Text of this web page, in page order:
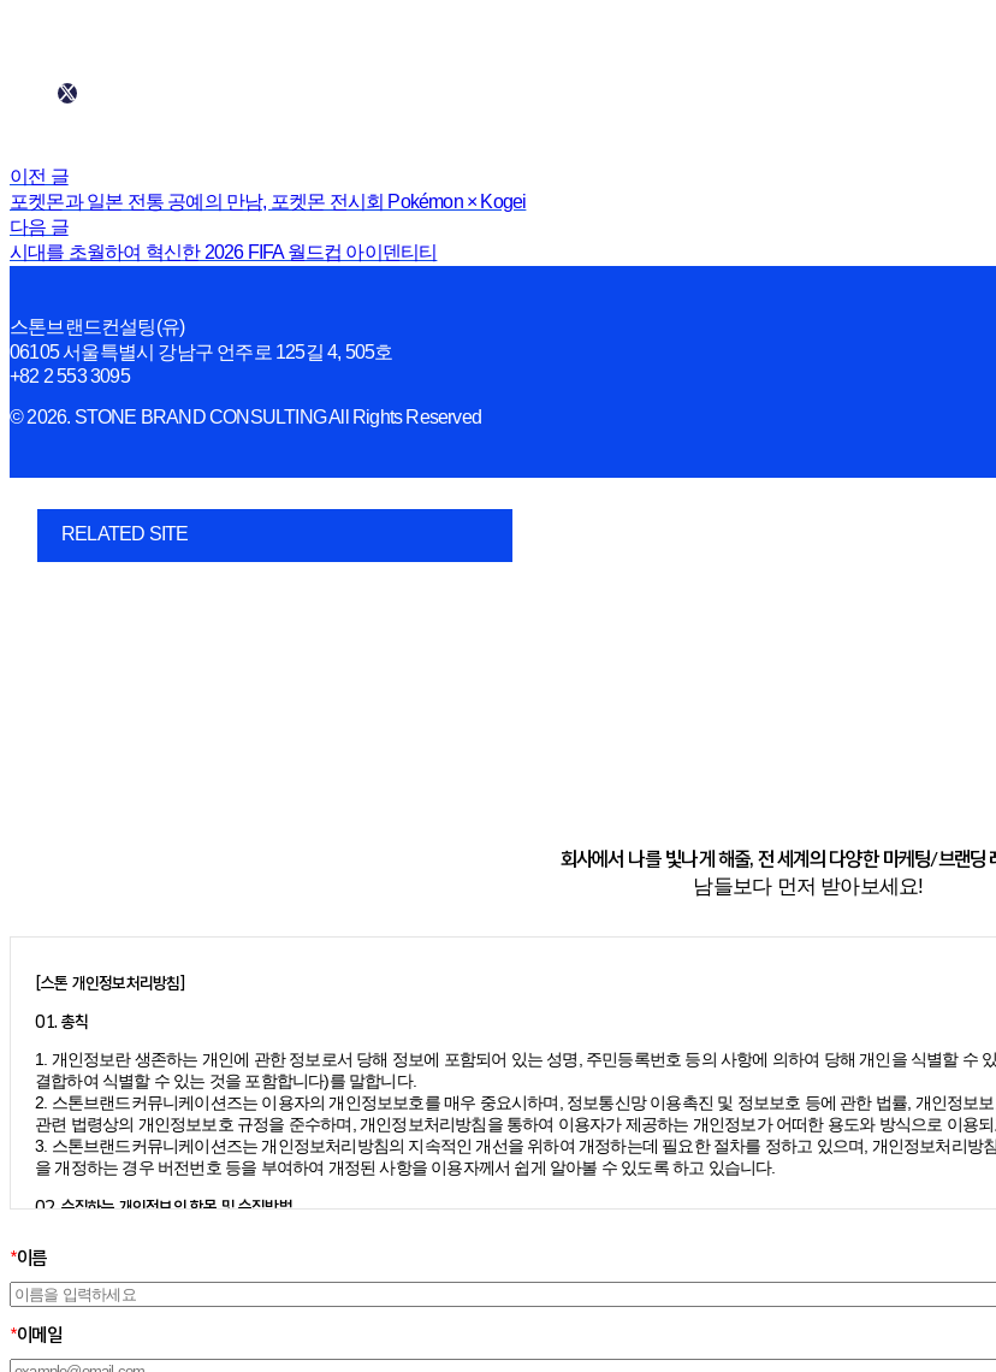
이전 글
포켓몬과 일본 전통 공예의 만남, 포켓몬 전시회 Pokémon × Kogei
다음 글
시대를 초월하여 혁신한 2026 FIFA 월드컵 아이덴티티
스톤브랜드컨설팅(유)
06105 서울특별시 강남구 언주로 125길 4, 505호
+82 2 553 3095
© 2026. STONE BRAND CONSULTING All Rights Reserved
RELATED SITE
회사에서 나를 빛나게 해줄, 전 세계의 다양한 마케팅/브랜딩
남들보다 먼저 받아보세요!
[스톤 개인정보처리방침]
01. 총칙
1. 개인정보란 생존하는 개인에 관한 정보로서 당해 정보에 포함되어 있는 성명, 주민등록번호 등의 사항에 의하여 당해 개인을 식별할 수
결합하여 식별할 수 있는 것을 포함합니다)를 말합니다.
2. 스톤브랜드커뮤니케이션즈는 이용자의 개인정보보호를 매우 중요시하며, 정보통신망 이용촉진 및 정보보호 등에 관한 법률, 개인정
관련 법령상의 개인정보보호 규정을 준수하며, 개인정보처리방침을 통하여 이용자가 제공하는 개인정보가 어떠한 용도와 방식으로 이용
3. 스톤브랜드커뮤니케이션즈는 개인정보처리방침의 지속적인 개선을 위하여 개정하는데 필요한 절차를 정하고 있으며, 개인정보처리
을 개정하는 경우 버전번호 등을 부여하여 개정된 사항을 이용자께서 쉽게 알아볼 수 있도록 하고 있습니다.
02. 수집하는 개인정보의 항목 및 수집방법
모든 이용자는 스톤브랜드커뮤니케이션즈가 제공하는 서비스를 이용할 수 있고, 구독 신청을 통해 스톤브랜드커뮤니케이션즈의 다양한
칙 하에 이용자의 개인정보를 수집하고 있습니다.
1. 스톤브랜드커뮤니케이션즈는 서비스 제공에 필요한 최소한의 개인정보를 수집하고 있습니다.
– 필수정보의 수집 : 이름, 이메일
– 선택정보의 수집: 회사명, 부서, 직책/직급
*이름
*이메일